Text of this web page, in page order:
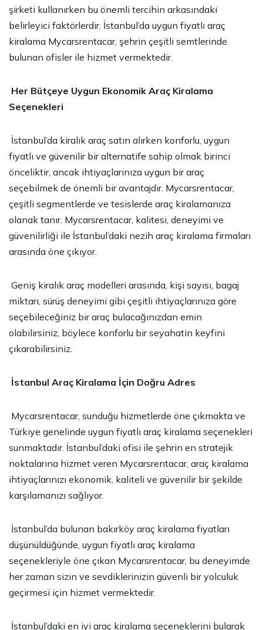
şirketi kullanırken bu önemli tercihin arkasındaki
belirleyici faktörlerdir. İstanbul’da uygun fiyatlı araç
kiralama Mycarsrentacar, şehrin çeşitli semtlerinde
bulunan ofisler ile hizmet vermektedir.
Her Bütçeye Uygun Ekonomik Araç Kiralama
Seçenekleri
İstanbul’da kiralık araç satın alırken konforlu, uygun
fiyatlı ve güvenilir bir alternatife sahip olmak birinci
önceliktir, ancak ihtiyaçlarınıza uygun bir araç
seçebilmek de önemli bir avantajdır. Mycarsrentacar,
çeşitli segmentlerde ve tesislerde araç kiralamanıza
olanak tanır. Mycarsrentacar, kalitesi, deneyimi ve
güvenilirliği ile İstanbul’daki nezih araç kiralama firmaları
arasında öne çıkıyor.
Geniş kiralık araç modelleri arasında, kişi sayısı, bagaj
miktarı, sürüş deneyimi gibi çeşitli ihtiyaçlarınıza göre
seçebileceğiniz bir araç bulacağınızdan emin
olabilirsiniz, böylece konforlu bir seyahatin keyfini
çıkarabilirsiniz.
İstanbul Araç Kiralama İçin Doğru Adres
Mycarsrentacar, sunduğu hizmetlerde öne çıkmakta ve
Türkiye genelinde uygun fiyatlı araç kiralama seçenekleri
sunmaktadır. İstanbul’daki ofisi ile şehrin en stratejik
noktalarına hizmet veren Mycarsrentacar, araç kiralama
ihtiyaçlarınızı ekonomik, kaliteli ve güvenilir bir şekilde
karşılamanızı sağlıyor.
İstanbul’da bulunan bakırköy araç kiralama fiyatları
düşünüldüğünde, uygun fiyatlı araç kiralama
seçenekleriyle öne çıkan Mycarsrentacar, bu deneyimde
her zaman sizin ve sevdiklerinizin güvenli bir yolculuk
geçirmesi için hizmet vermektedir.
İstanbul’daki en iyi araç kiralama seçeneklerini bularak